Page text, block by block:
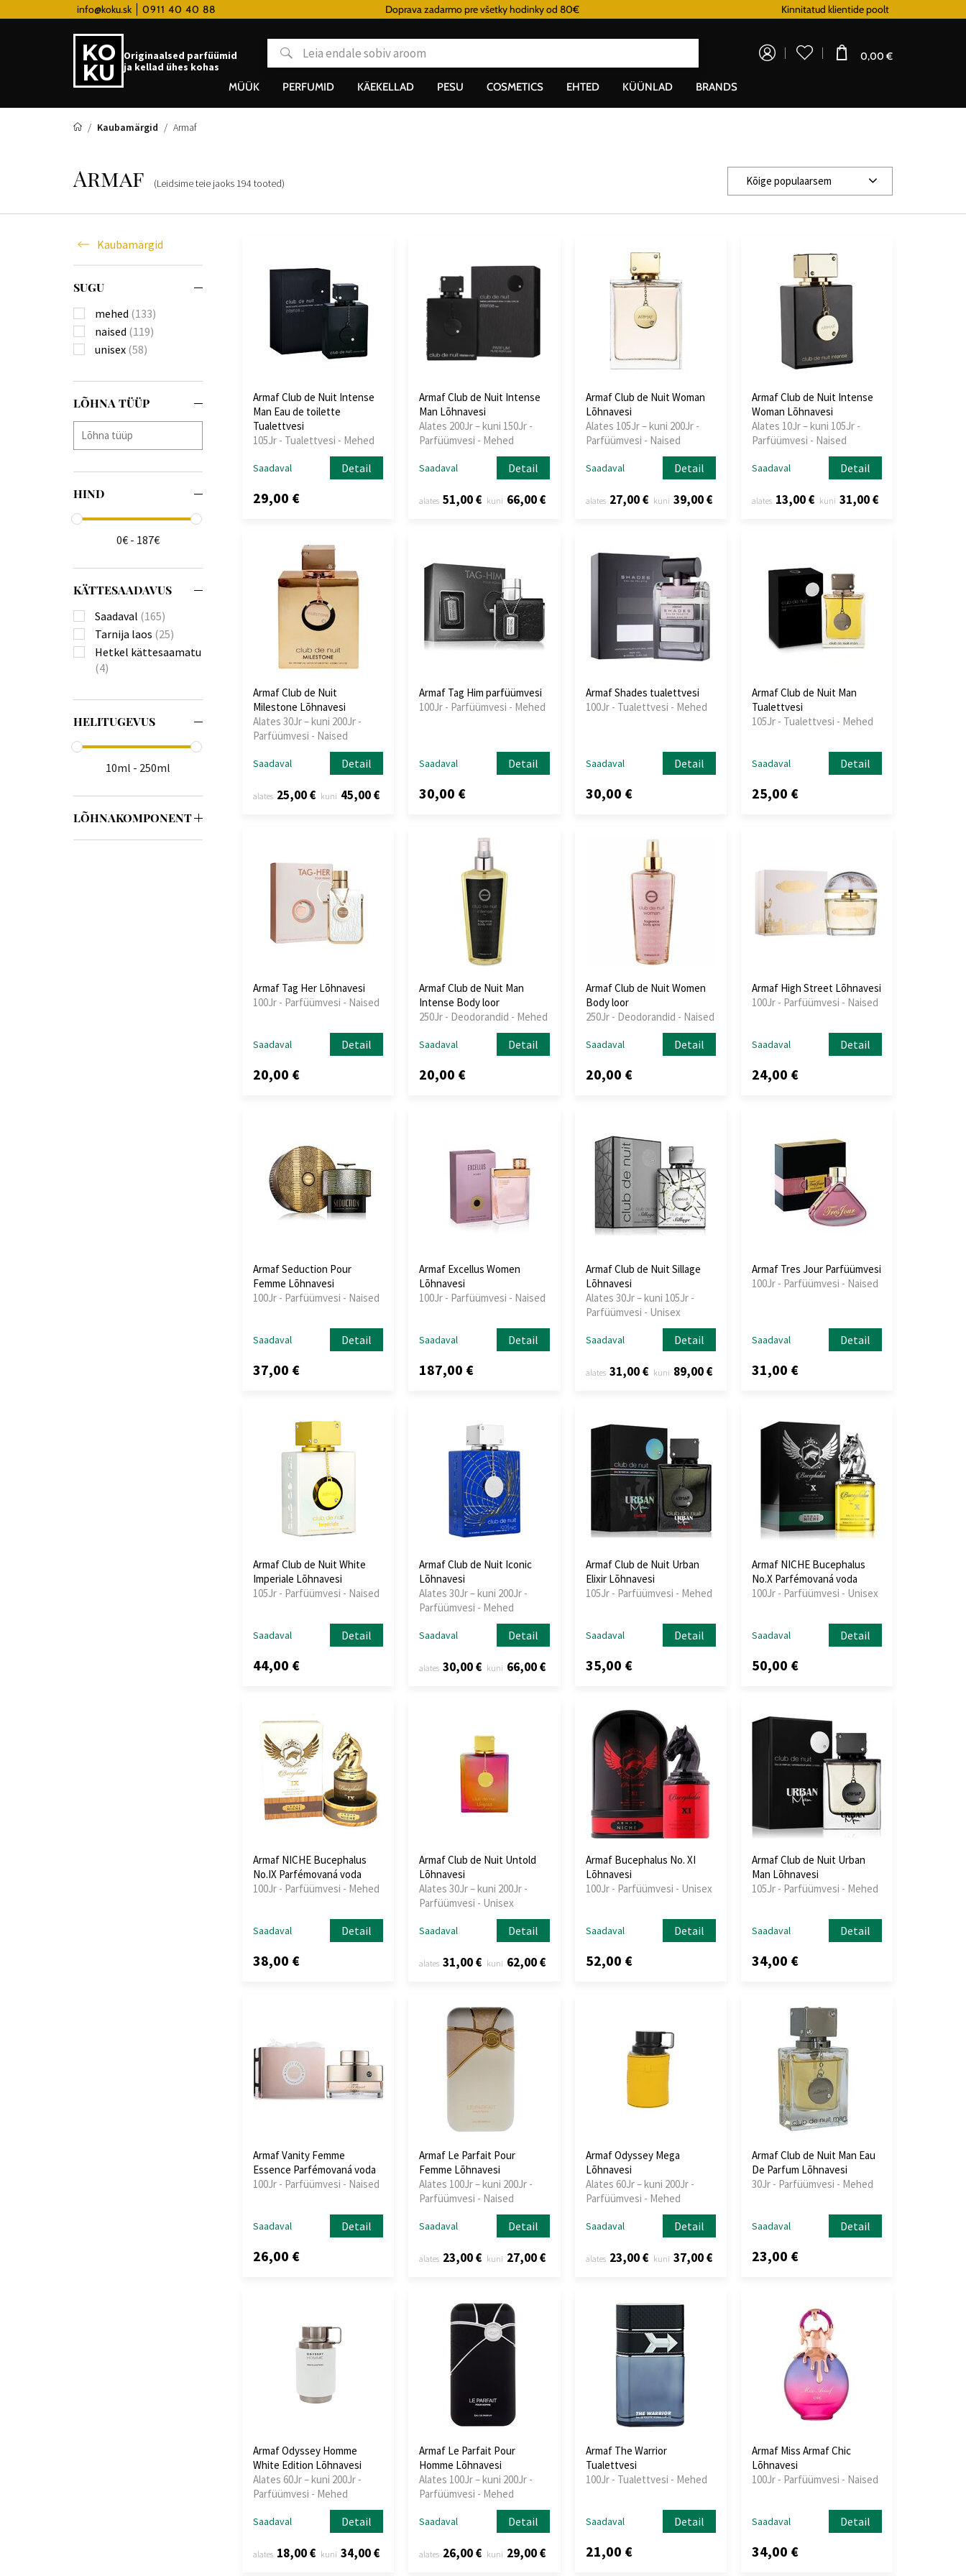
info@koku.sk 0911 40 40 88Lojaalsusprogramm Doprava zadarmo pre všetky hodinky od 80€ Kinnitatud klientide poolt
Originaalsed parfüümid
ja kellad ühes kohas
0,00 €
MÜÜK PERFUMID KÄEKELLAD PESU COSMETICS EHTED KÜÜNLAD BRANDS
Kaubamärgid Armaf
Armaf (Leidsime teie jaoks 194tooted) Kõige populaarsem
Kaubamärgid
SUGU
mehed (133)
naised (119)
unisex (58)
LÕHNA TÜÜP
HIND
0€ - 187€
KÄTTESAADAVUS
Saadaval (165)
Tarnija laos (25)
Hetkel kättesaamatu
(4)
HELITUGEVUS
10ml - 250ml
LÕHNAKOMPONENT
Armaf Club de Nuit Intense
Man Eau de toilette
Tualettvesi
105Jr - Tualettvesi - Mehed
Saadaval Detail
29,00 €
Armaf Club de Nuit Intense
Man Lõhnavesi
Alates 200Jr – kuni 150Jr -
Parfüümvesi - Mehed
Saadaval Detail
alates 51,00 € kuni 66,00 €
Armaf Club de Nuit Woman
Lõhnavesi
Alates 105Jr – kuni 200Jr -
Parfüümvesi - Naised
Saadaval Detail
alates 27,00 € kuni 39,00 €
Armaf Club de Nuit Intense
Woman Lõhnavesi
Alates 10Jr – kuni 105Jr -
Parfüümvesi - Naised
Saadaval Detail
alates 13,00 € kuni 31,00 €
Armaf Club de Nuit
Milestone Lõhnavesi
Alates 30Jr – kuni 200Jr -
Parfüümvesi - Naised
Saadaval Detail
alates 25,00 € kuni 45,00 €
Armaf Tag Him parfüümvesi
100Jr - Parfüümvesi - Mehed
Saadaval Detail
30,00 €
Armaf Shades tualettvesi
100Jr - Tualettvesi - Mehed
Saadaval Detail
30,00 €
Armaf Club de Nuit Man
Tualettvesi
105Jr - Tualettvesi - Mehed
Saadaval Detail
25,00 €
Armaf Tag Her Lõhnavesi
100Jr - Parfüümvesi - Naised
Saadaval Detail
20,00 €
Armaf Club de Nuit Man
Intense Body loor
250Jr - Deodorandid - Mehed
Saadaval Detail
20,00 €
Armaf Club de Nuit Women
Body loor
250Jr - Deodorandid - Naised
Saadaval Detail
20,00 €
Armaf High Street Lõhnavesi
100Jr - Parfüümvesi - Naised
Saadaval Detail
24,00 €
Armaf Seduction Pour
Femme Lõhnavesi
100Jr - Parfüümvesi - Naised
Saadaval Detail
37,00 €
Armaf Excellus Women
Lõhnavesi
100Jr - Parfüümvesi - Naised
Saadaval Detail
187,00 €
Armaf Club de Nuit Sillage
Lõhnavesi
Alates 30Jr – kuni 105Jr -
Parfüümvesi - Unisex
Saadaval Detail
alates 31,00 € kuni 89,00 €
Armaf Tres Jour Parfüümvesi
100Jr - Parfüümvesi - Naised
Saadaval Detail
31,00 €
Armaf Club de Nuit White
Imperiale Lõhnavesi
105Jr - Parfüümvesi - Naised
Saadaval Detail
44,00 €
Armaf Club de Nuit Iconic
Lõhnavesi
Alates 30Jr – kuni 200Jr -
Parfüümvesi - Mehed
Saadaval Detail
alates 30,00 € kuni 66,00 €
Armaf Club de Nuit Urban
Elixir Lõhnavesi
105Jr - Parfüümvesi - Mehed
Saadaval Detail
35,00 €
Armaf NICHE Bucephalus
No.X Parfémovaná voda
100Jr - Parfüümvesi - Unisex
Saadaval Detail
50,00 €
Armaf NICHE Bucephalus
No.IX Parfémovaná voda
100Jr - Parfüümvesi - Mehed
Saadaval Detail
38,00 €
Armaf Club de Nuit Untold
Lõhnavesi
Alates 30Jr – kuni 200Jr -
Parfüümvesi - Unisex
Saadaval Detail
alates 31,00 € kuni 62,00 €
Armaf Bucephalus No. XI
Lõhnavesi
100Jr - Parfüümvesi - Unisex
Saadaval Detail
52,00 €
Armaf Club de Nuit Urban
Man Lõhnavesi
105Jr - Parfüümvesi - Mehed
Saadaval Detail
34,00 €
Armaf Vanity Femme
Essence Parfémovaná voda
100Jr - Parfüümvesi - Naised
Saadaval Detail
26,00 €
Armaf Le Parfait Pour
Femme Lõhnavesi
Alates 100Jr – kuni 200Jr -
Parfüümvesi - Naised
Saadaval Detail
alates 23,00 € kuni 27,00 €
Armaf Odyssey Mega
Lõhnavesi
Alates 60Jr – kuni 200Jr -
Parfüümvesi - Mehed
Saadaval Detail
alates 23,00 € kuni 37,00 €
Armaf Club de Nuit Man Eau
De Parfum Lõhnavesi
30Jr - Parfüümvesi - Mehed
Saadaval Detail
23,00 €
Armaf Odyssey Homme
White Edition Lõhnavesi
Alates 60Jr – kuni 200Jr -
Parfüümvesi - Mehed
Saadaval Detail
alates 18,00 € kuni 34,00 €
Armaf Le Parfait Pour
Homme Lõhnavesi
Alates 100Jr – kuni 200Jr -
Parfüümvesi - Mehed
Saadaval Detail
alates 26,00 € kuni 29,00 €
Armaf The Warrior
Tualettvesi
100Jr - Tualettvesi - Mehed
Saadaval Detail
21,00 €
Armaf Miss Armaf Chic
Lõhnavesi
100Jr - Parfüümvesi - Naised
Saadaval Detail
34,00 €